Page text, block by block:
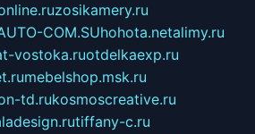
zosikamery.ru
COM.SUhohota.netalimy.ru
vostoka.ruotdelkaexp.ru
mebelshop.msk.ru
td.rukosmoscreative.ru
tiffany-c.ru